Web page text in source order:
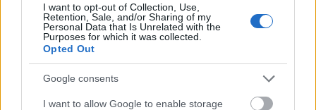
I want to opt-out of Collection, Use,
Retention, Sale, and/or Sharing of my
Personal Data that Is Unrelated with the
Purposes for which it was collected.
Opted Out
Google consents
I want to allow Google to enable storage
Консумацията на макадамия може наистина да
помогне за здравето на червата ви. Те имат
страхотен вкус и осигуряват на тялото ви важни
хранителни вещества. Тези хранителни
вещества помагат на тялото ви да функционира